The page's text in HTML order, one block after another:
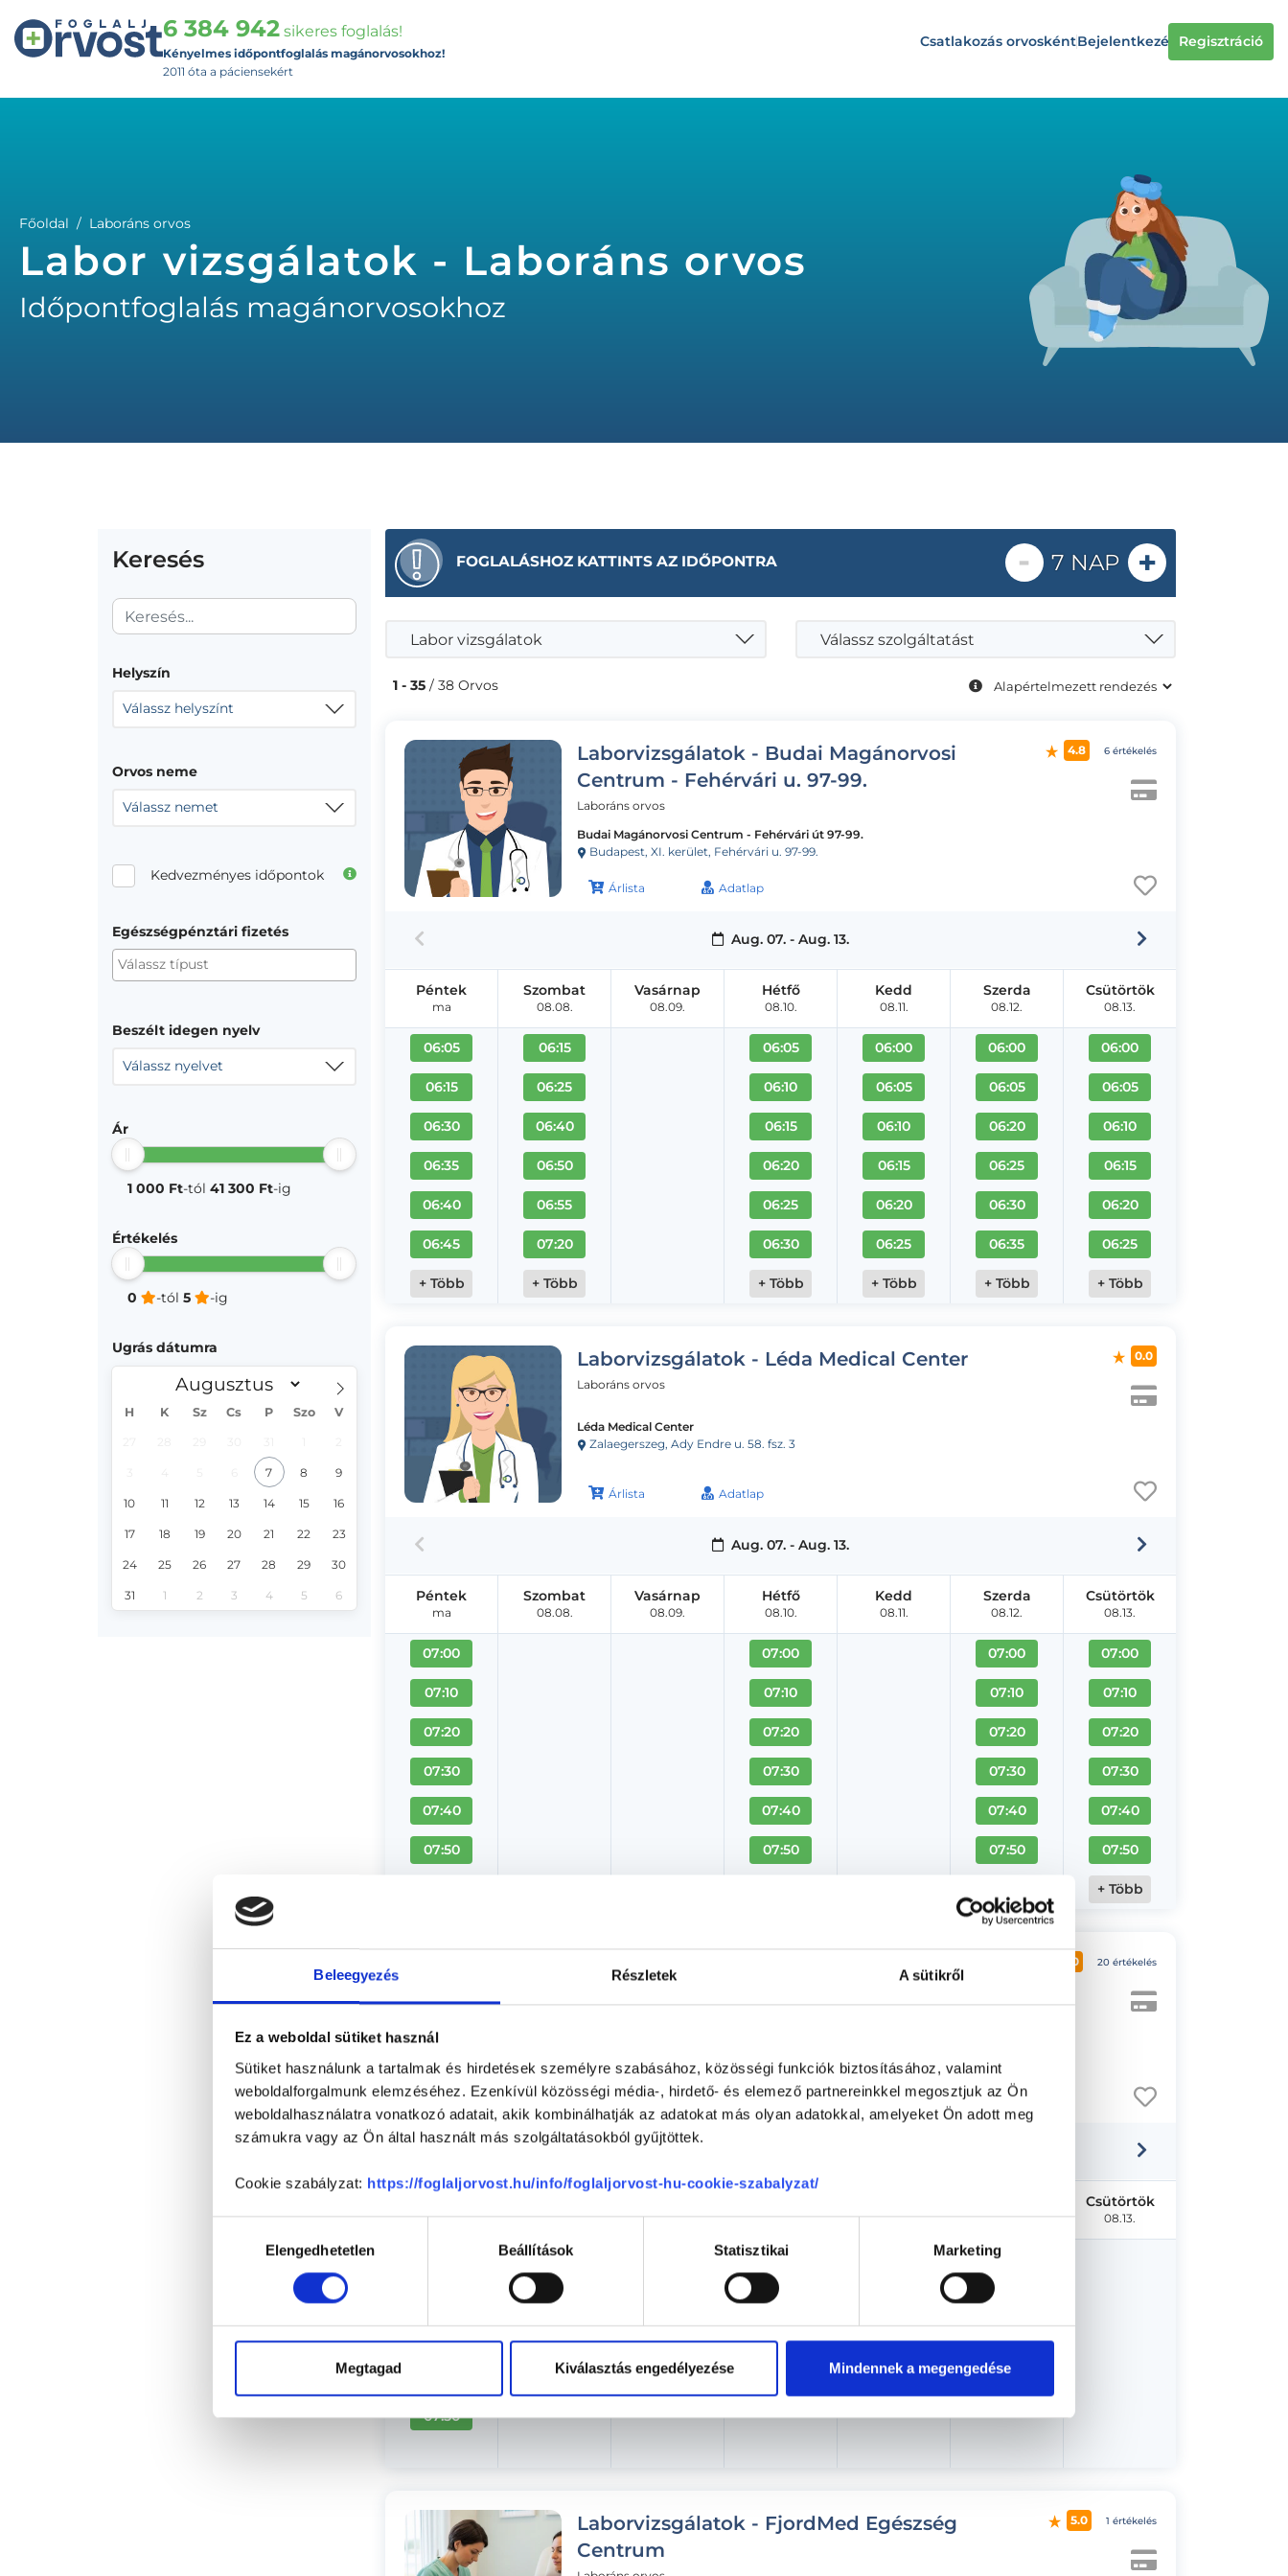
Beleegyezés Részletek A sütikről
Ez a weboldal sütiket használ
Sütiket használunk a tartalmak és hirdetések személyre szabásához, közösségi funkciók biztosításához, valamint
weboldalforgalmunk elemzéséhez. Ezenkívül közösségi média-, hirdető- és elemező partnereinkkel megosztjuk az Ön
weboldalhasználatra vonatkozó adatait, akik kombinálhatják az adatokat más olyan adatokkal, amelyeket Ön adott meg
számukra vagy az Ön által használt más szolgáltatásokból gyűjtöttek.
Cookie szabályzat: https://foglaljorvost.hu/info/foglaljorvost-hu-cookie-szabalyzat/
kiválasztásaElengedhetetlen Beállítások Statisztikai Marketing
Megtagad Kiválasztás engedélyezése Mindennek a megengedése
6 384 942 sikeres foglalás!
Kényelmes időpontfoglalás magánorvosokhoz!
2011 óta a páciensekért
Csatlakozás orvoskéntBejelentkezés Regisztráció
Főoldal Laboráns orvos
Labor vizsgálatok - Laboráns orvos
Időpontfoglalás magánorvosokhoz
Keresés
Helyszín
Válassz helyszínt
Orvos neme
Válassz nemet
Kedvezményes időpontok
Egészségpénztári fizetés
Beszélt idegen nyelv
Válassz nyelvet
Ár
1 000 Ft-tól 41 300 Ft-ig
Értékelés
0 -tól 5 -ig
Ugrás dátumra
H K Sz Cs P Szo V
7 8 9
10 11 12 13 14 15 16
17 18 19 20 21 22 23
24 25 26 27 28 29 30
31 1 2 3 4 5 6
FOGLALÁSHOZ KATTINTS AZ IDŐPONTRA - 7 NAP +
Labor vizsgálatok Válassz szolgáltatást
1 - 35 / 38 Orvos
Laborvizsgálatok - Budai Magánorvosi
Centrum - Fehérvári u. 97-99.
Laboráns orvos
Budai Magánorvosi Centrum - Fehérvári út 97-99.
Budapest, XI. kerület, Fehérvári u. 97-99.
Árlista Adatlap
4.8 6 értékelés
Aug. 07. - Aug. 13.
Péntek
ma
06:05
06:15
06:30
06:35
06:40
06:45
+ Több
Szombat
08.08.
06:15
06:25
06:40
06:50
06:55
07:20
+ Több
Vasárnap
08.09.
Hétfő
08.10.
06:05
06:10
06:15
06:20
06:25
06:30
+ Több
Kedd
08.11.
06:00
06:05
06:10
06:15
06:20
06:25
+ Több
Szerda
08.12.
06:00
06:05
06:20
06:25
06:30
06:35
+ Több
Csütörtök
08.13.
06:00
06:05
06:10
06:15
06:20
06:25
+ Több
Laborvizsgálatok - Léda Medical Center
Laboráns orvos
Léda Medical Center
Zalaegerszeg, Ady Endre u. 58. fsz. 3
Árlista Adatlap
0.0
Aug. 07. - Aug. 13.
Péntek
ma
07:00
07:10
07:20
07:30
07:40
07:50
Szombat
08.08.
Vasárnap
08.09.
Hétfő
08.10.
07:00
07:10
07:20
07:30
07:40
07:50
Kedd
08.11.
Szerda
08.12.
07:00
07:10
07:20
07:30
07:40
07:50
Csütörtök
08.13.
07:00
07:10
07:20
07:30
07:40
07:50
+ Több
Laborvizsgálatok - CornerLab Medical
Árlista Adatlap
5.0 20 értékelés
ma
07:30
07:50
08.08. 08.09. 08.10. 08.11. 08.12.
Csütörtök
08.13.
Laborvizsgálatok - FjordMed Egészség
Centrum
5.0 1 értékelés